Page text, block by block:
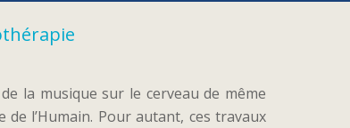
la musique sur le cerveau de même
l’Humain. Pour autant, ces travaux